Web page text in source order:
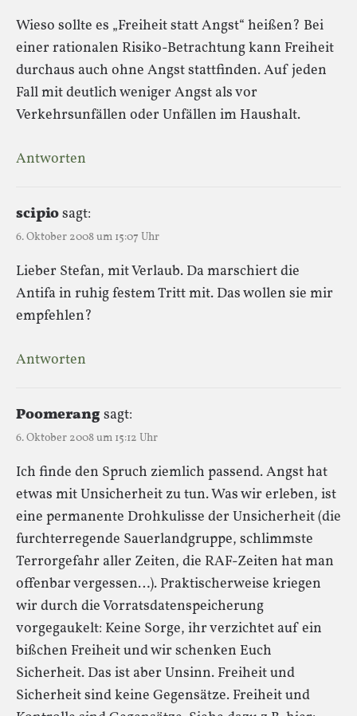
Wieso sollte es „Freiheit statt Angst“ heißen? Bei
einer rationalen Risiko-Betrachtung kann Freiheit
durchaus auch ohne Angst stattfinden. Auf jeden
Fall mit deutlich weniger Angst als vor
Verkehrsunfällen oder Unfällen im Haushalt.
Antworten
scipiosagt:
6. Oktober 2008 um 15:07 Uhr
Lieber Stefan, mit Verlaub. Da marschiert die
Antifa in ruhig festem Tritt mit. Das wollen sie mir
empfehlen?
Antworten
Poomerangsagt:
6. Oktober 2008 um 15:12 Uhr
Ich finde den Spruch ziemlich passend. Angst hat
etwas mit Unsicherheit zu tun. Was wir erleben, ist
eine permanente Drohkulisse der Unsicherheit (die
furchterregende Sauerlandgruppe, schlimmste
Terrorgefahr aller Zeiten, die RAF-Zeiten hat man
offenbar vergessen…). Praktischerweise kriegen
wir durch die Vorratsdatenspeicherung
vorgegaukelt: Keine Sorge, ihr verzichtet auf ein
bißchen Freiheit und wir schenken Euch
Sicherheit. Das ist aber Unsinn. Freiheit und
Sicherheit sind keine Gegensätze. Freiheit und